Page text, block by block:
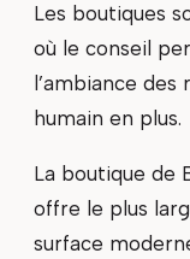
Les boutiques
où le conseil
l’ambiance
humain en plus.
La boutique de
offre le plus
surface